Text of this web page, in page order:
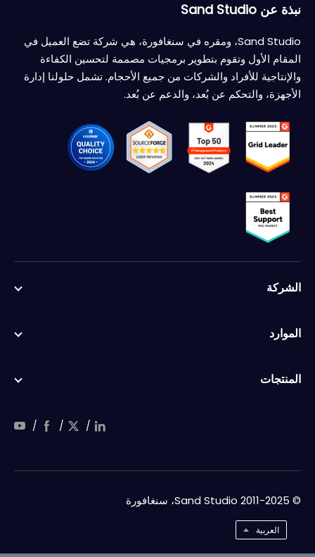
نبذة عن Sand Studio
Sand Studio، ومقره في سنغافورة، هي شركة تضع العميل في
المقام الأول وتقوم بتطوير برمجيات مصممة لتحسين الكفاءة
والإنتاجية للأفراد والشركات من جميع الأحجام. تشمل حلولنا إدارة
الأجهزة، والتحكم عن بُعد، والدعم عن بُعد.
الشركة
الموارد
المنتجات
/
/
/
© 2011-2025 Sand Studio، سنغافورة
العربية